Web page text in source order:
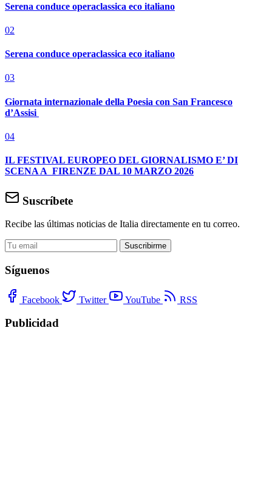
Serena conduce operaclassica eco italiano
02
Serena conduce operaclassica eco italiano
03
Giornata internazionale della Poesia con San Francesco
d’Assisi
04
IL FESTIVAL EUROPEO DEL GIORNALISMO E’ DI
SCENA A FIRENZE DAL 10 MARZO 2026
Suscríbete
Recibe las últimas noticias de Italia directamente en tu correo.
Suscribirme
Síguenos
Facebook Twitter YouTube RSS
Publicidad